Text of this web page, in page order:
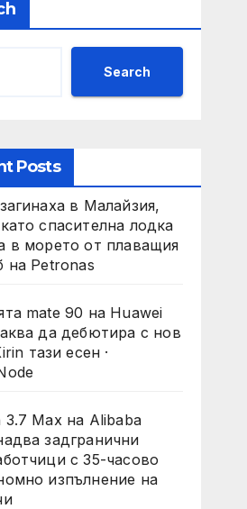
Search
Posts
в Малайзия,
спасителна лодка
в морето от плаващия
на Petronas
mate 90 на Huawei
да дебютира с нов
тази есен ·
3.7 Max на Alibaba
задгранични
с 35-часово
изпълнение на